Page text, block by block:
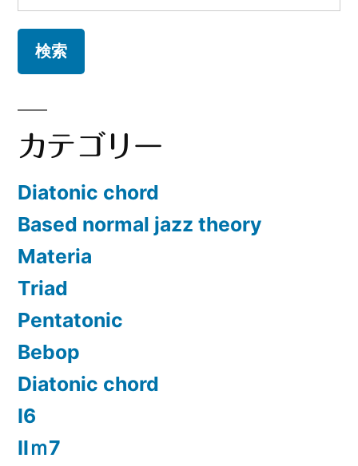
索:
カテゴリー
Diatonic chord
Based normal jazz theory
Materia
Triad
Pentatonic
Bebop
Diatonic chord
Ⅰ6
Ⅱｍ7